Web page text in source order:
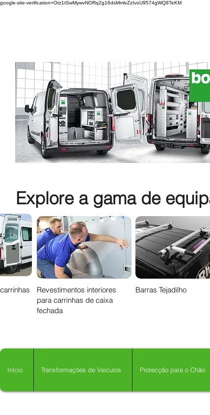
google-site-verification=Otz1tSwMywvNORq2g16dsMmlvZzIvoU9574gWQ8TeKM
Explore a gama de
Revestimentos interiores
para carrinhas de caixa
fechada
Barras Tejadilho
Início Transformações de Veículos Protecção para o Chão